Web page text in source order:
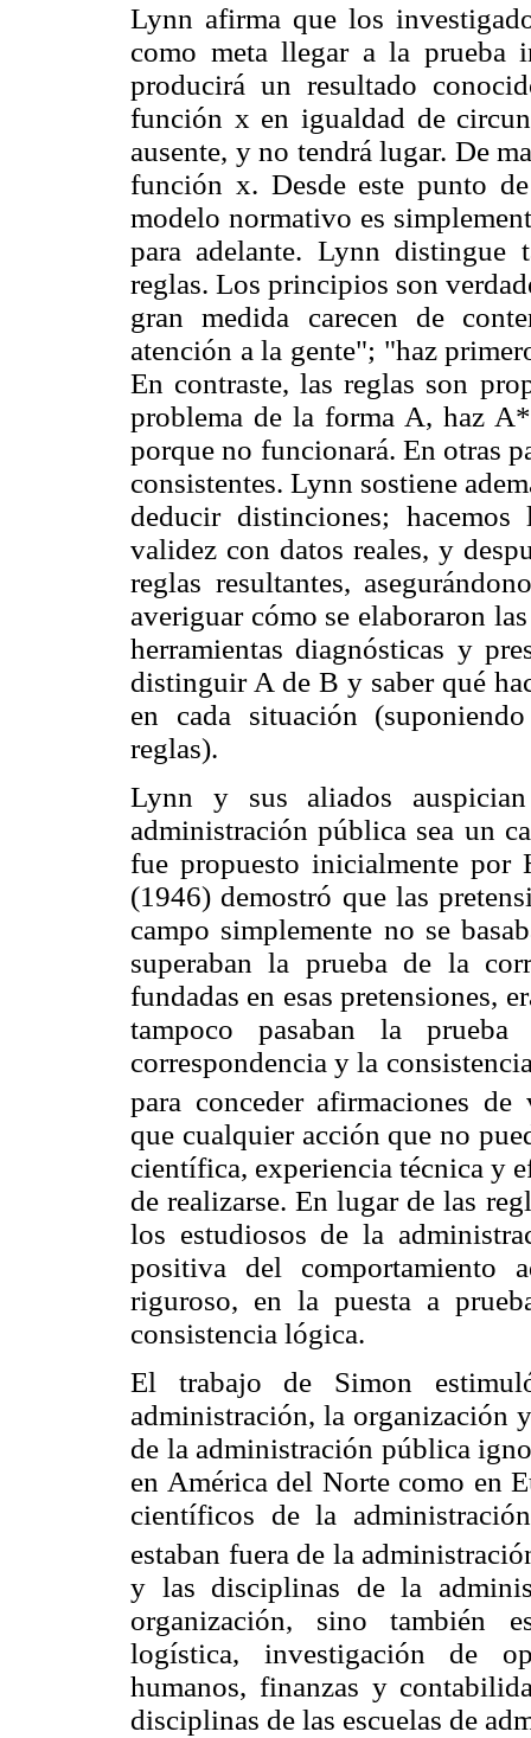
Lynn afirma que los
como meta llegar a la prueba
producirá un resultado
función x en igualdad de
ausente, y no tendrá lugar. De
función x. Desde este punto
modelo normativo es
para adelante. Lynn
reglas. Los principios son
gran medida carecen de
atención a la gente"; "haz
En contraste, las reglas son
problema de la forma A, haz
porque no funcionará. En otras
consistentes. Lynn sostiene
deducir distinciones;
validez con datos reales, y
reglas resultantes,
averiguar cómo se elaboraron
herramientas diagnósticas y
distinguir A de B y saber qué
en cada situación
reglas).
Lynn y sus aliados
administración pública sea un
fue propuesto inicialmente por
(1946) demostró que las
campo simplemente no se
superaban la prueba de la
fundadas en esas pretensiones,
tampoco pasaban la
correspondencia y la
para conceder afirmaciones de
que cualquier acción que no
científica, experiencia técnica y
de realizarse. En lugar de las
los estudiosos de la
positiva del comportamiento
riguroso, en la puesta a
consistencia lógica.
El trabajo de Simon
administración, la organización
de la administración pública
en América del Norte como en
científicos de la
estaban fuera de la
y las disciplinas de la
organización, sino también
logística, investigación de
humanos, finanzas y
disciplinas de las escuelas de